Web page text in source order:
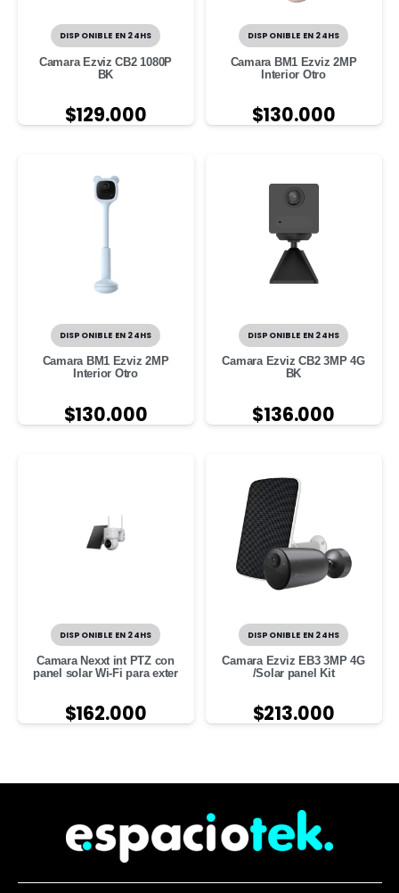
DISPONIBLE EN 24HS
Camara Ezviz CB2 1080P
BK
$129.000
DISPONIBLE EN 24HS
Camara BM1 Ezviz 2MP
Interior Otro
$130.000
DISPONIBLE EN 24HS
Camara BM1 Ezviz 2MP
Interior Otro
$130.000
DISPONIBLE EN 24HS
Camara Ezviz CB2 3MP 4G
BK
$136.000
DISPONIBLE EN 24HS
Camara Nexxt int PTZ con
panel solar Wi-Fi para exter
$162.000
DISPONIBLE EN 24HS
Camara Ezviz EB3 3MP 4G
/Solar panel Kit
$213.000